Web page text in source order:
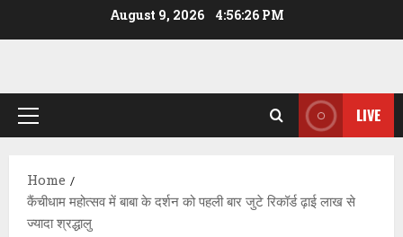
August 9, 2026 4:56:26 PM
Primary
LIVE
Home
कैंचीधाम महोत्सव में बाबा के दर्शन को पहली बार जुटे रिकॉर्ड ढ़ाई लाख से
ज्यादा श्रद्धालु